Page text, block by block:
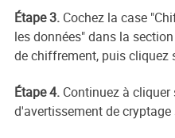
Étape 3. Cochez la case
les données" dans la
de chiffrement, puis cliquez
Étape 4.Continuez à cliquer
d'avertissement de cryptage